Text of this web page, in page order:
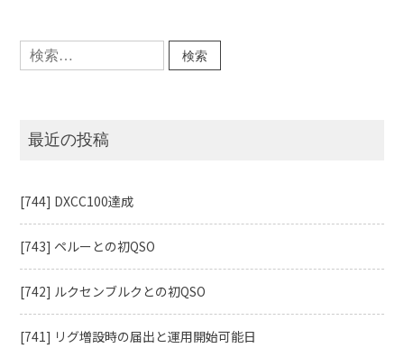
検
索:
最近の投稿
[744] DXCC100達成
[743] ペルーとの初QSO
[742] ルクセンブルクとの初QSO
[741] リグ増設時の届出と運用開始可能日